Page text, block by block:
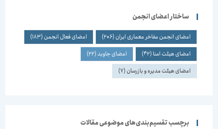
ساختار اعضای انجمن
اعضای انجمن مفاخر معماری ایران(206) اعضای فعال انجمن(183)
اعضای هیئت امنا (42) اعضای جاوید(22)
اعضای هیئت مدیره و بازرسان(7)
برچسب تقسیم‌بندی‌های موضوعی مقالات